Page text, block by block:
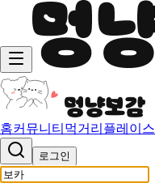
홈커뮤니티 먹거리 플레이스
로그인